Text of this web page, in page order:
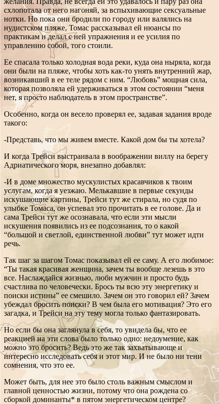
схлопотала от него нагоняй, за вспыхивающие сексуальные
нотки. Но пока они бродили по городу или валялись на
нудистском пляже, Томас рассказывал ей нюансы по
практикам и делал с ней упражнения и ее усилия по
управлению собой, того стоили.
Ее спасала только холодная вода реки, куда она ныряла, когда
они были на пляже, чтобы хоть как-то унять внутренний жар,
возникавший в ее теле рядом с ним. “Любовь” мощная сила,
которая позволяла ей удерживаться в этом состоянии “меня
нет, я просто наблюдатель в этом пространстве”.
Особенно, когда он весело проверял ее, задавая задания вроде
такого:
-Представь, что мы живем вместе. Какой дом бы ты хотела?
И когда Трейси выстраивала в воображении виллу на берегу
Адриатического моря, внезапно добавлял:
-И в доме множество мускулистых красавчиков к твоим
услугам, когда я уезжаю. Мелькавшие в первые секунды
искушающие картины, Трейси тут же стирала, но судя по
улыбке Томаса, он успевал это прочитать в ее голове. Да и
сама Трейси тут же осознавала, что если эти мысли
искушения появились из ее подсознания, то о какой
“большой и светлой, единственной любви” тут может идти
речь.
Так шаг за шагом Томас показывал ей ее саму. А его любимое:
“Ты такая красивая женщина, зачем ты вообще лезешь в это
все. Наслаждайся жизнью, люби мужчин и просто будь
счастлива по человечески. Брось ты всю эту энергетику и
поиски истины” ее смешило. Зачем он это говорил ей? Зачем
убеждал бросить поиски? В чем была его мотивация? Это его
загадка, и Трейси на эту тему могла только фантазировать.
Но если бы она заглянула в себя, то увидела бы, что ее
реакцией на эти слова было только одно: недоумение, как
можно это бросить? Ведь это же так захватывающе и
интересно исследовать себя и этот мир. И не было ни тени
сомнения, что это ее.
Может быть, для нее это было столь важным смыслом и
главной ценностью жизни, потому что она рождена со
сборкой доминанты* в пятом энергетическом центре?